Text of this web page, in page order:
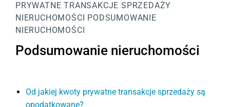
PRYWATNE TRANSAKCJE SPRZEDAŻY
NIERUCHOMOŚCI PODSUMOWANIE
NIERUCHOMOŚCI
Podsumowanie nieruchomości
Od jakiej kwoty prywatne transakcje sprzedaży są
opodatkowane?